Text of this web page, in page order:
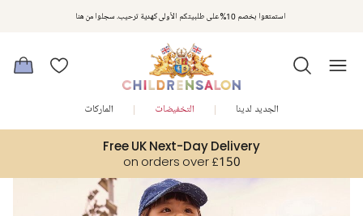
استمتعوا بخصم 10% على طلبيتكم الأولى كهدية ترحيب. سجلوا من هنا
مكافآت تشلدرن صالون | اجمعوا النقاط مع كل عملية شراء لتحصلوا على هدايا حصرية وعروض مصممة خصيصا لتلبي
متطلباتكم
Free UK Next-Day Delivery
on orders over £150
الجديد لدينا التخفيضات الماركات